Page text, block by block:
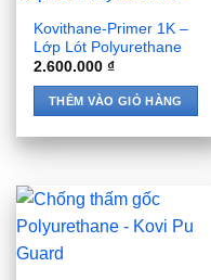
Kovithane-Primer 1K –
Lớp Lót Polyurethane
2.600.000₫
THÊM VÀO GIỎ HÀNG